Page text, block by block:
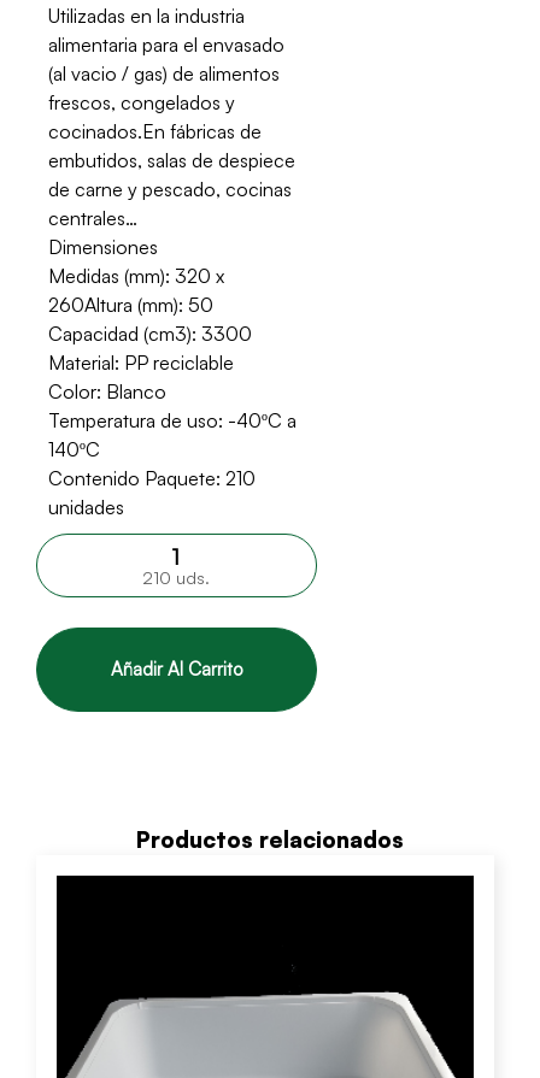
Utilizadas en la industria
alimentaria para el envasado
(al vacio / gas) de alimentos
frescos, congelados y
cocinados.En fábricas de
embutidos, salas de despiece
de carne y pescado, cocinas
centrales…
Dimensiones
Medidas (mm): 320 x
260Altura (mm): 50
Capacidad (cm3): 3300
Material: PP reciclable
Color: Blanco
Temperatura de uso: -40ºC a
140ºC
Contenido Paquete: 210
unidades
210 uds.
Añadir Al Carrito
Productos relacionados